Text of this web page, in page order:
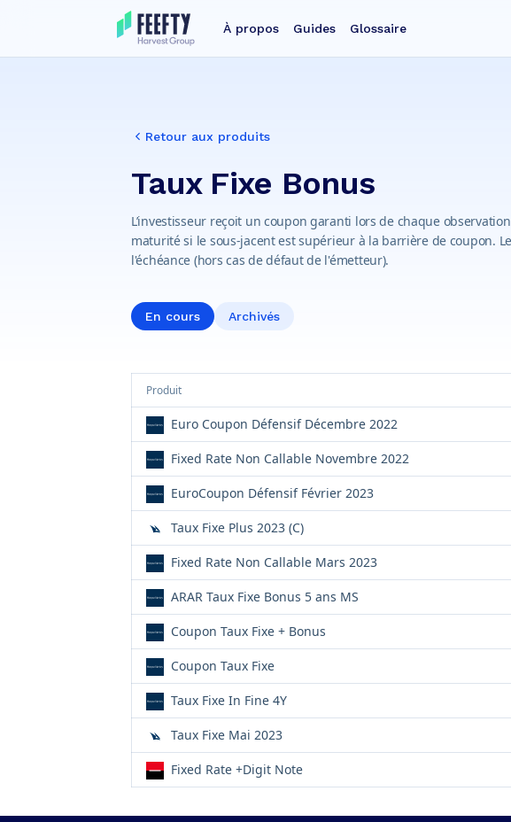
À propos Guides Glossaire
Retour aux produits
Taux Fixe Bonus
L’investisseur reçoit un coupon garanti lors de chaque
maturité si le sous-jacent est supérieur à la barrière de coupon.
l'échéance (hors cas de défaut de l'émetteur).
En cours Archivés
Produit
Euro Coupon Défensif Décembre 2022
Fixed Rate Non Callable Novembre 2022
EuroCoupon Défensif Février 2023
Taux Fixe Plus 2023 (C)
Fixed Rate Non Callable Mars 2023
ARAR Taux Fixe Bonus 5 ans MS
Coupon Taux Fixe + Bonus
Coupon Taux Fixe
Taux Fixe In Fine 4Y
Taux Fixe Mai 2023
Fixed Rate +Digit Note